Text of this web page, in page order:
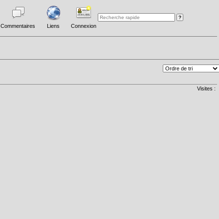
Commentaires Liens Connexion
Visites :